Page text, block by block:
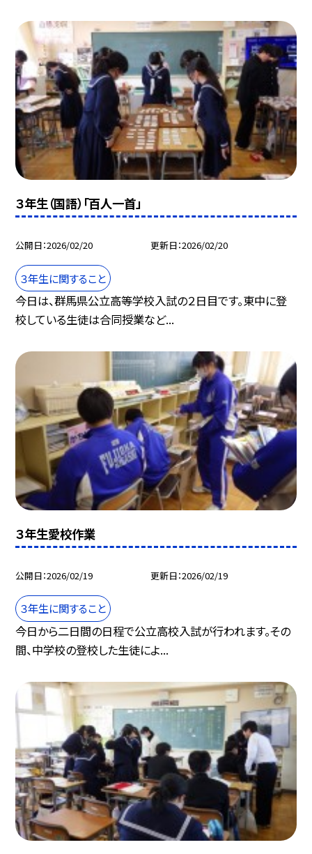
３年生（国語）「百人一首」
公開日 2026/02/20 更新日 2026/02/20
３年生に関すること
今日は、群馬県公立高等学校入試の２日目です。東中に登
校している生徒は合同授業など...
３年生愛校作業
公開日 2026/02/19 更新日 2026/02/19
３年生に関すること
今日から二日間の日程で公立高校入試が行われます。その
間、中学校の登校した生徒によ...